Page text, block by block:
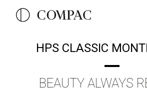
HPS CLASSIC
BEAUTY ALWAYS